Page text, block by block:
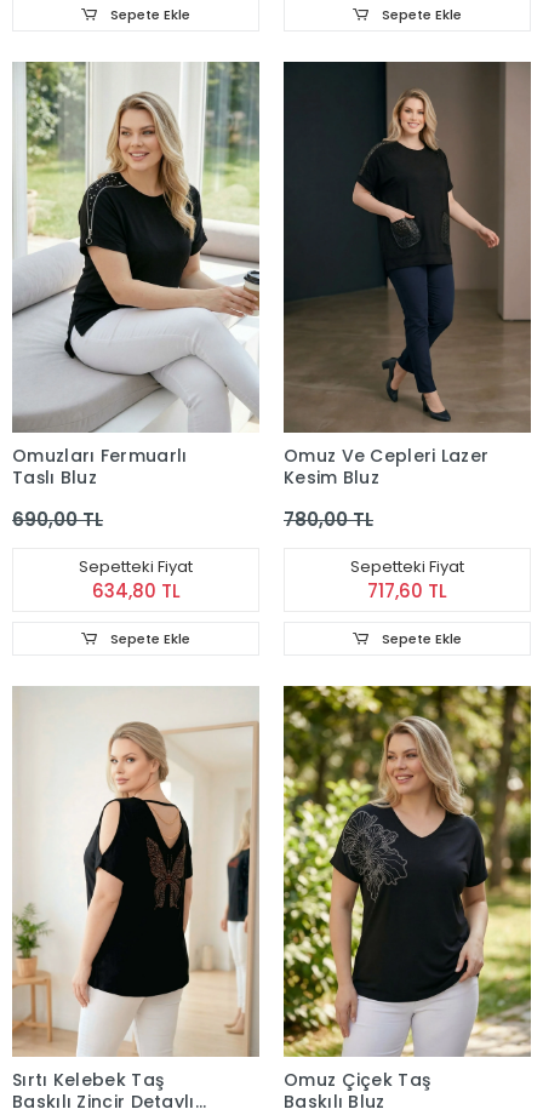
Sepete Ekle Sepete Ekle
Omuzları Fermuarlı
Taşlı Bluz
690,00 TL
Sepetteki Fiyat
634,80 TL
Sepete Ekle
Omuz Ve Cepleri Lazer
Kesim Bluz
780,00 TL
Sepetteki Fiyat
717,60 TL
Sepete Ekle
Sırtı Kelebek Taş
Baskılı Zincir Detaylı
Omuz Çiçek Taş
Baskılı Bluz